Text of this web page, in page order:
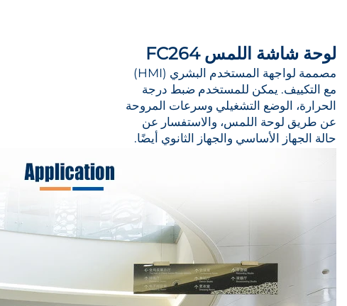
لوحة شاشة اللمس FC264
مصممة لواجهة المستخدم البشري (HMI)
مع التكييف. يمكن للمستخدم ضبط درجة
الحرارة، الوضع التشغيلي وسرعات المروحة
عن طريق لوحة اللمس، والاستفسار عن
حالة الجهاز الأساسي والجهاز الثانوي أيضًا.